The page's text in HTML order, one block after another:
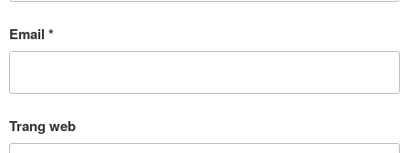
Email *
Trang web